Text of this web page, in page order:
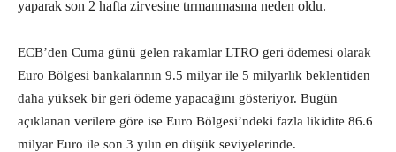
yaparak son 2 hafta zirvesine tırmanmasına neden oldu.
ECB’den Cuma günü gelen rakamlar LTRO geri ödemesi olarak
Euro Bölgesi bankalarının 9.5 milyar ile 5 milyarlık beklentiden
daha yüksek bir geri ödeme yapacağını gösteriyor. Bugün
açıklanan verilere göre ise Euro Bölgesi’ndeki fazla likidite 86.6
milyar Euro ile son 3 yılın en düşük seviyelerinde.